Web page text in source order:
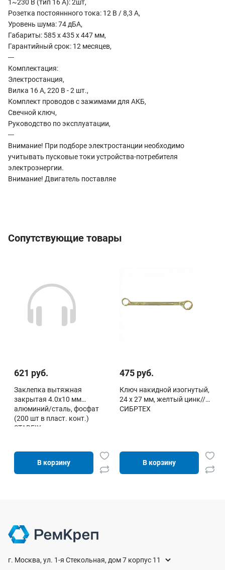
1~230 В (тип 16 А): 2шт,
Розетка постояннного тока: 12 В / 8,3 А,
Уровень шума: 74 дБА,
Габариты: 585 x 435 x 447 мм,
Гарантийный срок: 12 месяцев,
---
Комплектация:
Электростанция,
Вилка 16 А, 220 В - 2 шт.,
Комплект проводов с зажимами для АКБ,
Свечной ключ,
Руководство по эксплуатации,
---
Внимание! При подборе электростанции необходимо
учитывать пусковые токи устройства-потребителя
электроэнергии.
Внимание! Двигатель поставляе
Сопутствующие товары
621 руб.
Заклепка вытяжная
закрытая 4.0х10 мм
алюминий/сталь, фосфат
(200 шт в пласт. конт.)
STARFIX
В корзину
475 руб.
Ключ накидной изогнутый,
24 х 27 мм, желтый цинк//
СИБРТЕХ
В корзину
г. Москва, ул. 1-я Стекольная, дом 7 корпус 11